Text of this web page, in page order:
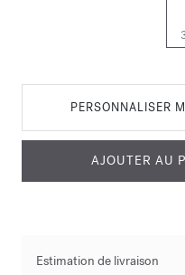
PERSONNALISER
AJOUTER AU
Estimation de livraison